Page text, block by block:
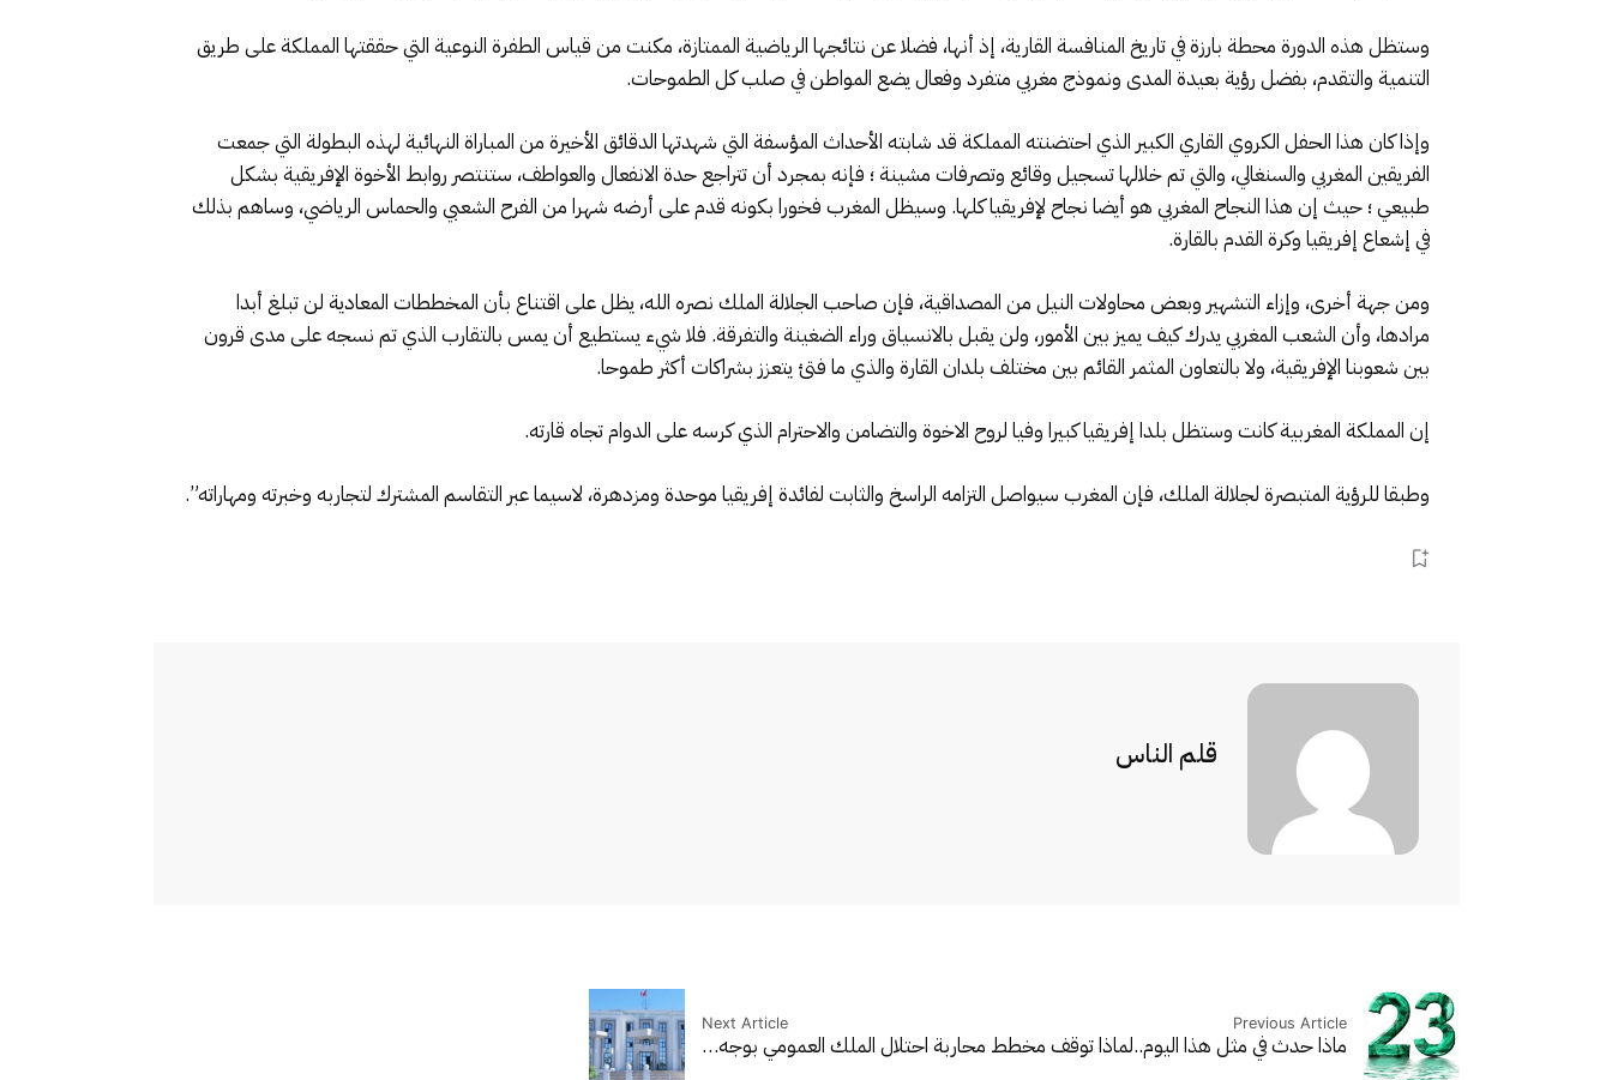
وستظل هذه الدورة محطة بارزة في تاريخ المنافسة القارية، إذ أنها، فضلا عن نتائجها الرياضية الممتازة، مكنت من قياس الطفرة النوعية التي حققتها المملكة على طريق
التنمية والتقدم، بفضل رؤية بعيدة المدى ونموذج مغربي متفرد وفعال يضع المواطن في صلب كل الطموحات.
وإذا كان هذا الحفل الكروي القاري الكبير الذي احتضنته المملكة قد شابته الأحداث المؤسفة التي شهدتها الدقائق الأخيرة من المباراة النهائية لهذه البطولة التي جمعت
الفريقين المغربي والسنغالي، والتي تم خلالها تسجيل وقائع وتصرفات مشينة ؛ فإنه بمجرد أن تتراجع حدة الانفعال والعواطف، ستنتصر روابط الأخوة الإفريقية بشكل
طبيعي ؛ حيث إن هذا النجاح المغربي هو أيضا نجاح لإفريقيا كلها. وسيظل المغرب فخورا بكونه قدم على أرضه شهرا من الفرح الشعبي والحماس الرياضي، وساهم بذلك
في إشعاع إفريقيا وكرة القدم بالقارة.
ومن جهة أخرى، وإزاء التشهير وبعض محاولات النيل من المصداقية، فإن صاحب الجلالة الملك نصره الله، يظل على اقتناع بأن المخططات المعادية لن تبلغ أبدا
مرادها، وأن الشعب المغربي يدرك كيف يميز بين الأمور، ولن يقبل بالانسياق وراء الضغينة والتفرقة. فلا شيء يستطيع أن يمس بالتقارب الذي تم نسجه على مدى قرون
بين شعوبنا الإفريقية، ولا بالتعاون المثمر القائم بين مختلف بلدان القارة والذي ما فتئ يتعزز بشراكات أكثر طموحا.
إن المملكة المغربية كانت وستظل بلدا إفريقيا كبيرا وفيا لروح الاخوة والتضامن والاحترام الذي كرسه على الدوام تجاه قارته.
وطبقا للرؤية المتبصرة لجلالة الملك، فإن المغرب سيواصل التزامه الراسخ والثابت لفائدة إفريقيا موحدة ومزدهرة، لاسيما عبر التقاسم المشترك لتجاربه وخبرته ومهاراته”.
قلم الناس
Previous Article
ماذا حدث في مثل هذا اليوم..
Next Article
لماذا توقف مخطط محاربة احتلال الملك العمومي بوجه…